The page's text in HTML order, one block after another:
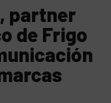
partner
de Frigo